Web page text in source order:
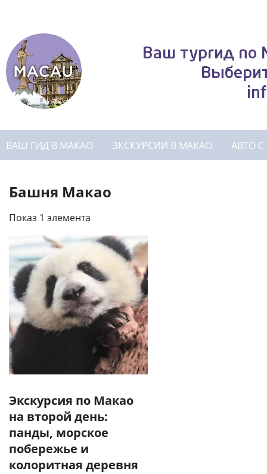
ВАШ ГИД В МАКАО ЭКСКУРСИИ В МАКАО АВТО
Башня Макао
Показ 1 элемента
Экскурсия по Макао
на второй день:
панды, морское
побережье и
колоритная деревня